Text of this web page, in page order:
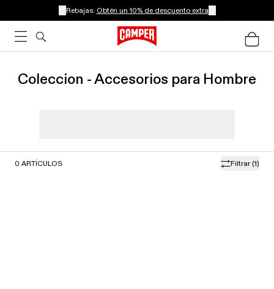
Rebajas: Obtén un 10% de descuento extra
Coleccion - Accesorios para Hombre
Filtrar (1)
0 ARTÍCULOS